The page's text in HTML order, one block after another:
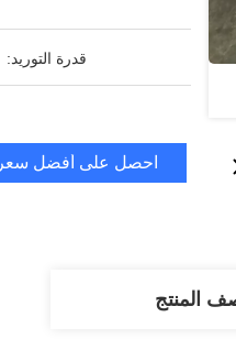
قدرة التوريد:
احصل على أفضل سعر
المنتج